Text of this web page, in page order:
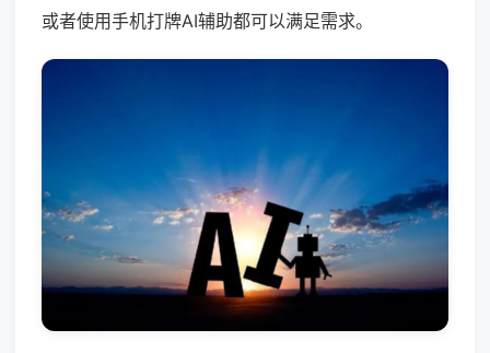
或者使用手机打牌AI辅助都可以满足需求。